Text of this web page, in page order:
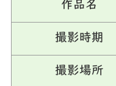
作品名
撮影時期
撮影場所